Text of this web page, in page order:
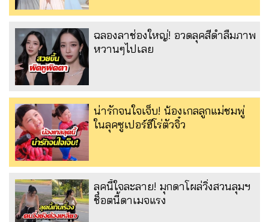
ฉลองลาช่องใหญ่! อวดลุคสีดำลืมภาพ
หวานๆไปเลย
น่ารักจนใจเจ็บ! น้องเกลลูกแม่ชมพู่
ในลุคซูเปอร์ฮีโร่ตัวจิ๋ว
ลุคนี้ใจละลาย! มุกดาโผล่วิ่งสวนลุมฯ
ช็อตนี้ดาเมจแรง